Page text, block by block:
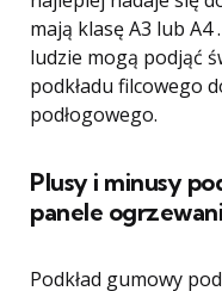
mają klasę A3 lub
ludzie mogą podjąć
podkładu filcowego
podłogowego.
Plusy i minusy
panele
Podkład gumowy